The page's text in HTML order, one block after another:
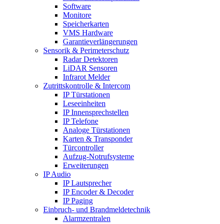
Software
Monitore
Speicherkarten
VMS Hardware
Garantieverlängerungen
Sensorik & Perimeterschutz
Radar Detektoren
LiDAR Sensoren
Infrarot Melder
Zutrittskontrolle & Intercom
IP Türstationen
Leseeinheiten
IP Innensprechstellen
IP Telefone
Analoge Türstationen
Karten & Transponder
Türcontroller
Aufzug-Notrufsysteme
Erweiterungen
IP Audio
IP Lautsprecher
IP Encoder & Decoder
IP Paging
Einbruch- und Brandmeldetechnik
Alarmzentralen